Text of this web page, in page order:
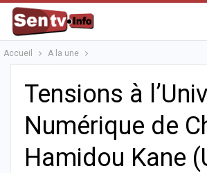
Accueil A la une
Tensions à
Numérique de
Hamidou Kane